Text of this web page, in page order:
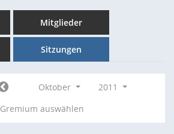
Mitglieder
Sitzungen
Oktober
2011
Gremium auswählen